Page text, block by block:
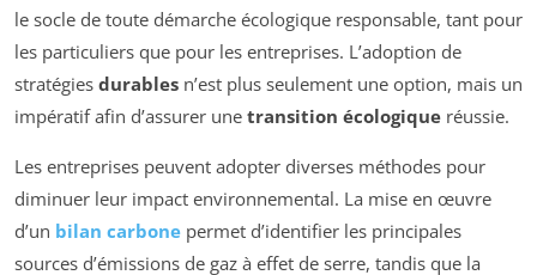
le socle de toute démarche écologique responsable, tant pour
les particuliers que pour les entreprises. L’adoption de
stratégies durables n’est plus seulement une option, mais un
impératif afin d’assurer une transition écologique réussie.
Les entreprises peuvent adopter diverses méthodes pour
diminuer leur impact environnemental. La mise en œuvre
d’un bilan carbone permet d’identifier les principales
sources d’émissions de gaz à effet de serre, tandis que la